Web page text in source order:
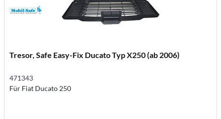
Tresor, Safe Easy-Fix Ducato Typ X250 (ab 2006)
471343
Für Fiat Ducato 250